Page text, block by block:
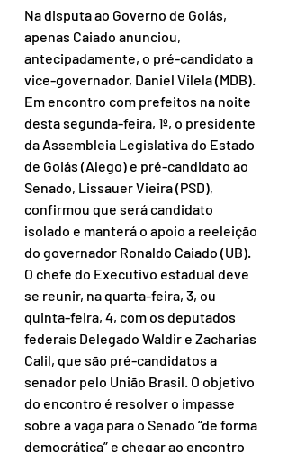
Na disputa ao Governo de Goiás,
apenas Caiado anunciou,
antecipadamente, o pré-candidato a
vice-governador, Daniel Vilela (MDB).
Em encontro com prefeitos na noite
desta segunda-feira, 1º, o presidente
da Assembleia Legislativa do Estado
de Goiás (Alego) e pré-candidato ao
Senado, Lissauer Vieira (PSD),
confirmou que será candidato
isolado e manterá o apoio a reeleição
do governador Ronaldo Caiado (UB).
O chefe do Executivo estadual deve
se reunir, na quarta-feira, 3, ou
quinta-feira, 4, com os deputados
federais Delegado Waldir e Zacharias
Calil, que são pré-candidatos a
senador pelo União Brasil. O objetivo
do encontro é resolver o impasse
sobre a vaga para o Senado “de forma
democrática” e chegar ao encontro